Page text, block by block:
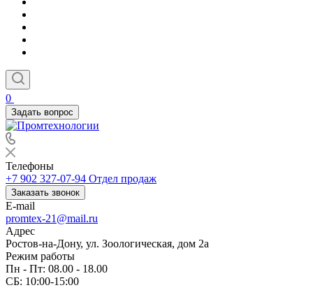
0
Задать вопрос
Телефоны
+7 902 327-07-94 Отдел продаж
Заказать звонок
E-mail
promtex-21@mail.ru
Адрес
Ростов-на-Дону, ул. Зоологическая, дом 2а
Режим работы
Пн - Пт: 08.00 - 18.00
СБ: 10:00-15:00